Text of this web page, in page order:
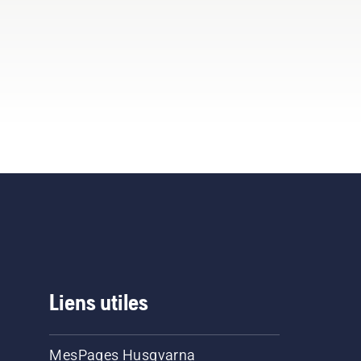
Liens utiles
MesPages Husqvarna